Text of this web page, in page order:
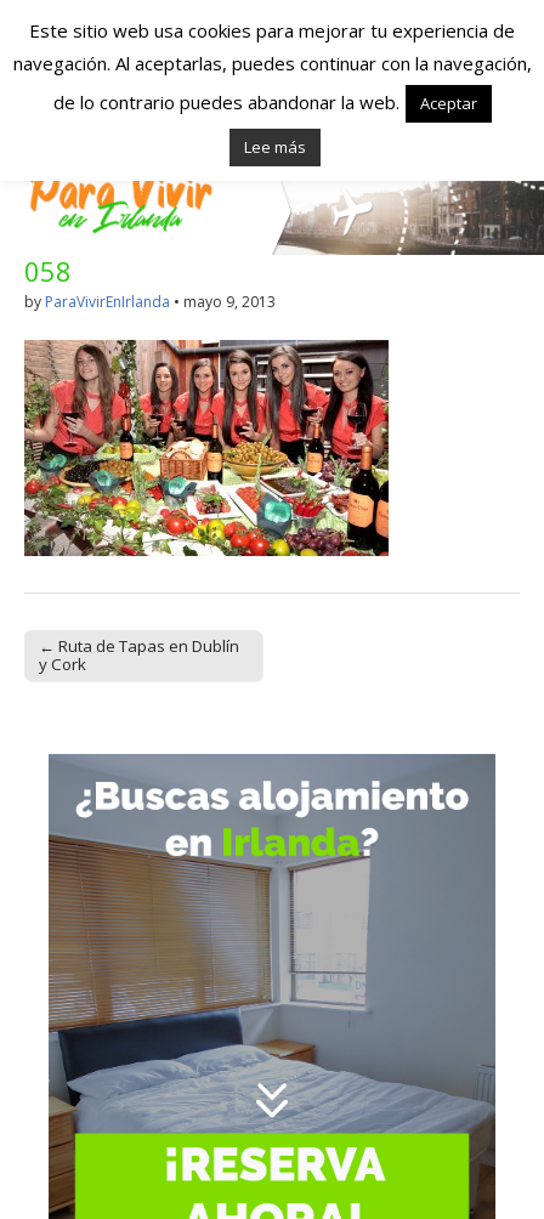
Españoles en
Irlanda – Vivir en
Irlanda – Trabajo
en Irlanda –
Alojamiento en
Irlanda
Blog dedicado a los que viven, estudian y trabajan en
Irlanda!
058
by ParaVivirEnIrlanda • mayo 9, 2013
Post navigation
← Ruta de Tapas en Dublín
y Cork
Este sitio web usa cookies para mejorar tu experiencia de
navegación. Al aceptarlas, puedes continuar con la navegación,
de lo contrario puedes abandonar la web.
Aceptar
Lee más